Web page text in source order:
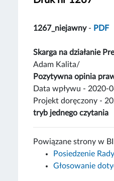
1267_niejawny- PDF
Skarga na działanie
Adam Kalita/
Pozytywna opinia
Data wpływu - 2020-
Projekt doręczony -
tryb jednego czytania
Powiązane strony w
Posiedzenie
Głosowanie